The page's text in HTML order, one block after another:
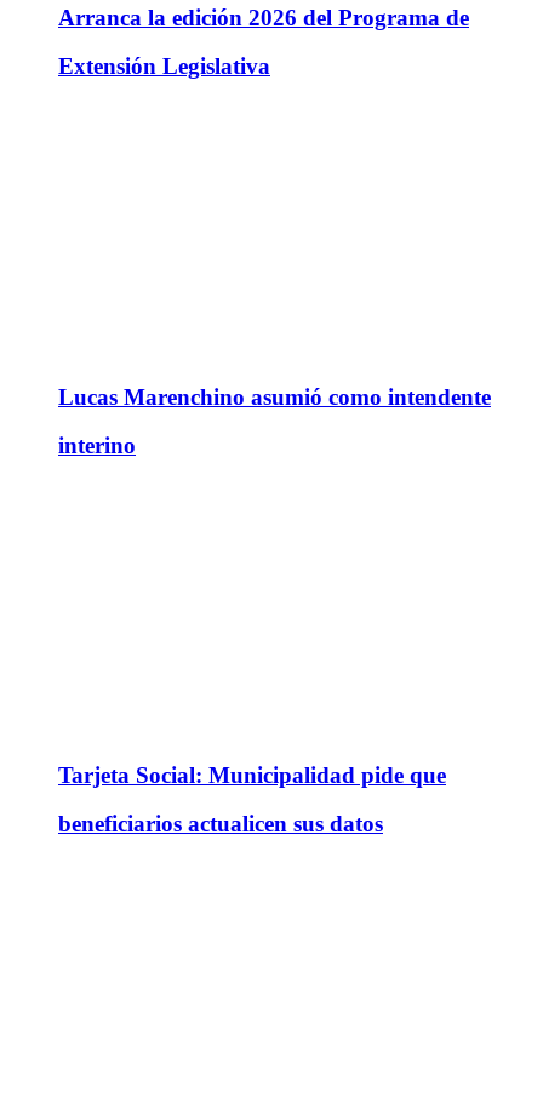
Arranca la edición 2026 del Programa de
Extensión Legislativa
Lucas Marenchino asumió como intendente
interino
Tarjeta Social: Municipalidad pide que
beneficiarios actualicen sus datos